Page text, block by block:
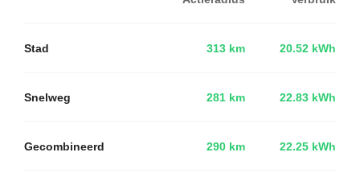
Stad 313 km 20.52 kWh
Snelweg 281 km 22.83 kWh
Gecombineerd 290 km 22.25 kWh